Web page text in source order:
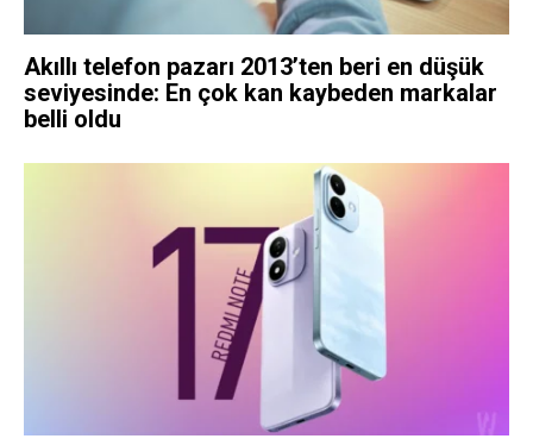
Akıllı telefon pazarı 2013’ten beri en düşük
seviyesinde: En çok kan kaybeden markalar
belli oldu